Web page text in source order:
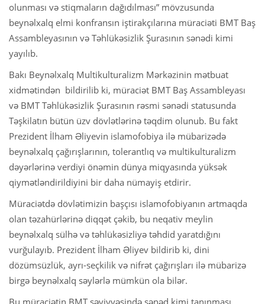
olunması və stiqmaların dağıdılması” mövzusunda
beynəlxalq elmi konfransın iştirakçılarına müraciəti BMT Baş
Assambleyasının və Təhlükəsizlik Şurasının sənədi kimi
yayılıb.
Bakı Beynəlxalq Multikulturalizm Mərkəzinin mətbuat
xidmətindən bildirilib ki, müraciət BMT Baş Assambleyası
və BMT Təhlükəsizlik Şurasının rəsmi sənədi statusunda
Təşkilatın bütün üzv dövlətlərinə təqdim olunub. Bu fakt
Prezident İlham Əliyevin islamofobiya ilə mübarizədə
beynəlxalq çağırışlarının, tolerantlıq və multikulturalizm
dəyərlərinə verdiyi önəmin dünya miqyasında yüksək
qiymətləndirildiyini bir daha nümayiş etdirir.
Müraciətdə dövlətimizin başçısı islamofobiyanın artmaqda
olan təzahürlərinə diqqət çəkib, bu neqativ meylin
beynəlxalq sülhə və təhlükəsizliyə təhdid yaratdığını
vurğulayıb. Prezident İlham Əliyev bildirib ki, dini
dözümsüzlük, ayrı-seçkilik və nifrət çağırışları ilə mübarizə
birgə beynəlxalq səylərlə mümkün ola bilər.
Bu müraciətin BMT səviyyəsində sənəd kimi tanınması